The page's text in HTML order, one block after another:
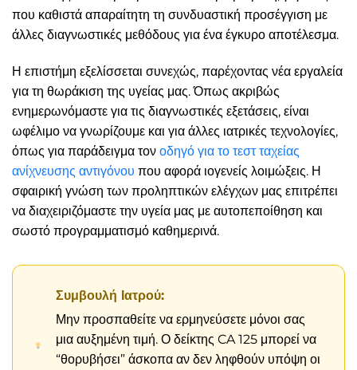
που καθιστά απαραίτητη τη συνδυαστική προσέγγιση με
άλλες διαγνωστικές μεθόδους για ένα έγκυρο αποτέλεσμα.
Η επιστήμη εξελίσσεται συνεχώς, παρέχοντας νέα εργαλεία
για τη θωράκιση της υγείας μας. Όπως ακριβώς
ενημερωνόμαστε για τις διαγνωστικές εξετάσεις, είναι
ωφέλιμο να γνωρίζουμε και για άλλες ιατρικές τεχνολογίες,
όπως για παράδειγμα τον οδηγό για το τεστ ταχείας
ανίχνευσης αντιγόνου που αφορά ιογενείς λοιμώξεις. Η
σφαιρική γνώση των προληπτικών ελέγχων μας επιτρέπει
να διαχειριζόμαστε την υγεία μας με αυτοπεποίθηση και
σωστό προγραμματισμό καθημερινά.
Συμβουλή Ιατρού:
Μην προσπαθείτε να ερμηνεύσετε μόνοι σας
μια αυξημένη τιμή. Ο δείκτης CA 125 μπορεί να
“θορυβήσει” άσκοπα αν δεν ληφθούν υπόψη οι